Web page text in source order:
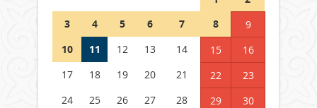
мыңнан астам көрерменнің
қауіпсіздігін қамтамасыз етті
06 тамыз 2026 ж.
3
4 5 6 7 8
9
10
11 12 13 14 15
16
17
18 19 20 21 22
23
24
25 26 27 28 29
30